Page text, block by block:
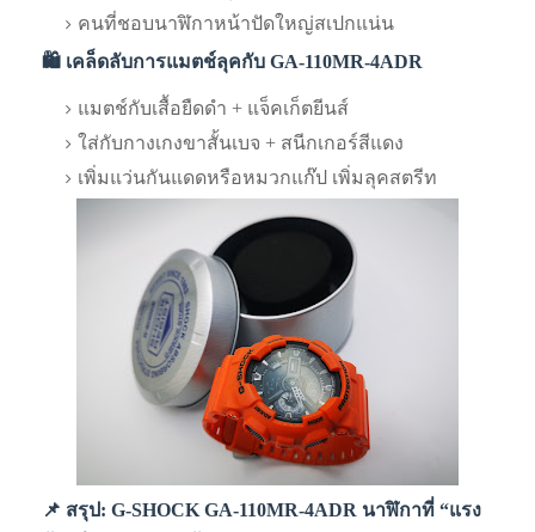
คนที่ชอบนาฬิกาหน้าปัดใหญ่สเปกแน่น
🛍️ เคล็ดลับการแมตช์ลุคกับ GA-110MR-4ADR
แมตช์กับเสื้อยืดดำ + แจ็คเก็ตยีนส์
ใส่กับกางเกงขาสั้นเบจ + สนีกเกอร์สีแดง
เพิ่มแว่นกันแดดหรือหมวกแก๊ป เพิ่มลุคสตรีท
📌 สรุป: G-SHOCK GA-110MR-4ADR นาฬิกาที่ “แรง